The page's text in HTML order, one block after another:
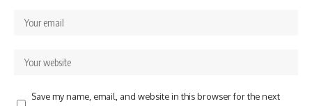
Save my name, email, and website in this browser for the next